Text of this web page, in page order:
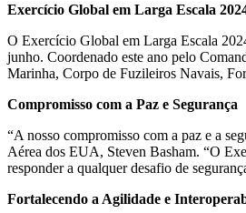
Exercício Global em Larga Escala
O Exercício Global em Larga Escala
junho. Coordenado este ano pelo
Marinha, Corpo de Fuzileiros Navais,
Compromisso com a Paz e Segurança
“A nosso compromisso com a paz e a
Aérea dos EUA, Steven Basham. “O
responder a qualquer desafio de
Fortalecendo a Agilidade e